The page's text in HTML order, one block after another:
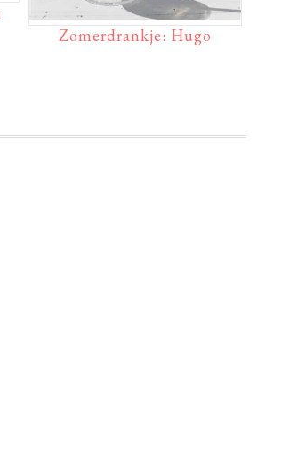
Zomerdrankje: Hugo